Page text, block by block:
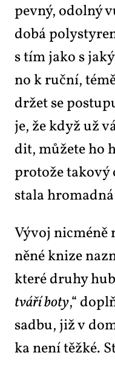
pev­ný, odol­ný
do­bá
s tím ja­ko s
no k ruč­ní,
dr­žet se
je, že když už
dit, mů­že­te ho
pro­to­že ta­ko­vý
sta­la
Vý­voj nicmé­ně
ně­né kni­ze
kte­ré dru­hy
tvá­ří bo­ty,“
sad­bu, již v
ka ne­ní těž­ké.